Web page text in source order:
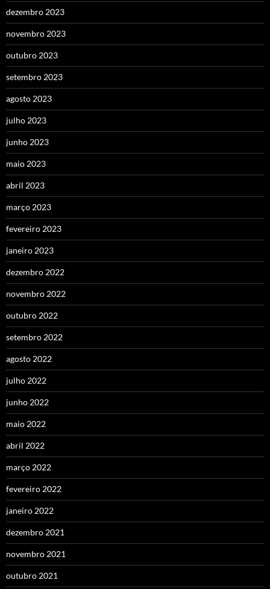
dezembro 2023
novembro 2023
outubro 2023
setembro 2023
agosto 2023
julho 2023
junho 2023
maio 2023
abril 2023
março 2023
fevereiro 2023
janeiro 2023
dezembro 2022
novembro 2022
outubro 2022
setembro 2022
agosto 2022
julho 2022
junho 2022
maio 2022
abril 2022
março 2022
fevereiro 2022
janeiro 2022
dezembro 2021
novembro 2021
outubro 2021